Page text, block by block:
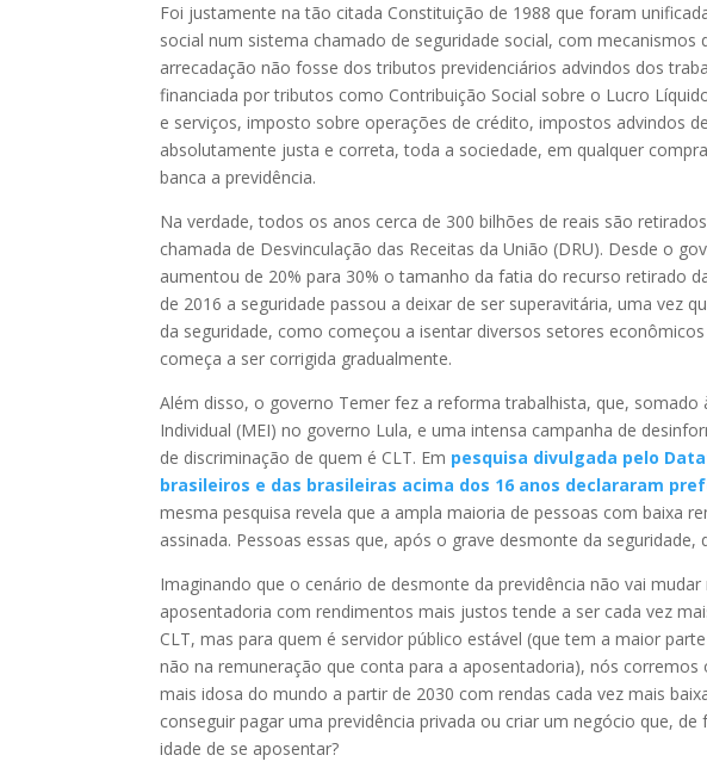
Foi justamente na tão citada Constituição de 1988 que foram
social num sistema chamado de seguridade social, com
arrecadação não fosse dos tributos previdenciários advindos dos
financiada por tributos como Contribuição Social sobre o Lucro
e serviços, imposto sobre operações de crédito, impostos advindos
absolutamente justa e correta, toda a sociedade, em qualquer
banca a previdência.
Na verdade, todos os anos cerca de 300 bilhões de reais são
chamada de Desvinculação das Receitas da União (DRU). Desde o
aumentou de 20% para 30% o tamanho da fatia do recurso retirado
de 2016 a seguridade passou a deixar de ser superavitária, uma vez
da seguridade, como começou a isentar diversos setores
começa a ser corrigida gradualmente.
Além disso, o governo Temer fez a reforma trabalhista, que,
Individual (MEI) no governo Lula, e uma intensa campanha de
de discriminação de quem é CLT. Em pesquisa divulgada pelo
brasileiros e das brasileiras acima dos 16 anos declararam
mesma pesquisa revela que a ampla maioria de pessoas com baixa
assinada. Pessoas essas que, após o grave desmonte da
Imaginando que o cenário de desmonte da previdência não vai
aposentadoria com rendimentos mais justos tende a ser cada vez
CLT, mas para quem é servidor público estável (que tem a maior
não na remuneração que conta para a aposentadoria), nós
mais idosa do mundo a partir de 2030 com rendas cada vez mais
conseguir pagar uma previdência privada ou criar um negócio que,
idade de se aposentar?